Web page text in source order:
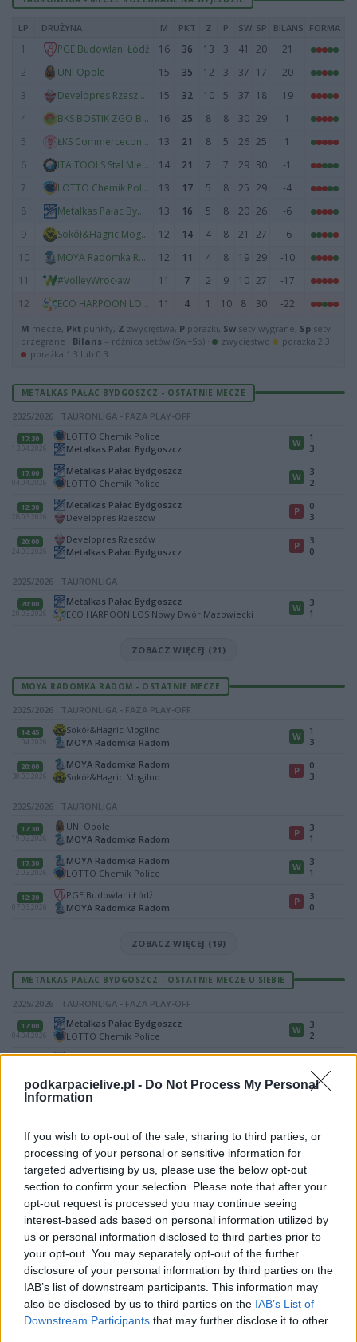
podkarpacielive.pl - Do Not Process My Personal
Information
If you wish to opt-out of the sale, sharing to third parties, or
processing of your personal or sensitive information for
targeted advertising by us, please use the below opt-out
section to confirm your selection. Please note that after your
opt-out request is processed you may continue seeing
interest-based ads based on personal information utilized by
us or personal information disclosed to third parties prior to
your opt-out. You may separately opt-out of the further
disclosure of your personal information by third parties on the
IAB’s list of downstream participants. This information may
also be disclosed by us to third parties on the IAB’s List of
Downstream Participants that may further disclose it to other
LP DRUŻYNA M PKT Z P SW SP BILANS FORMA
1 PGE Budowlani Łódź 16 36 13 3 41 20
21
2
UNI Opole 15 35 12 3 37 17
20
3
Developres Rzeszów 15 32 10 5 37 18
19
4
BKS BOSTIK ZGO Bielsko-Biała 16 25 8 8 30 29
1
5
ŁKS Commercecon Łódź 13 21 8 5 26 25
1
6
ITA TOOLS Stal Mielec 14 21 7 7 29 30
-1
7
LOTTO Chemik Police 13 17 5 8 25 29
-4
8
Metalkas Pałac Bydgoszcz 13 16 5 8 20 26
-6
9
Sokół&Hagric Mogilno 12 14 4 8 21 27
-6
10
MOYA Radomka Radom 12 11 4 8 19 29
-10
11
#VolleyWrocław 11 7 2 9 10 27
-17
12
ECO HARPOON LOS Nowy Dwór Mazowiecki 11 4 1 10 8 30 -22
M mecze, Pkt punkty, Z zwycięstwa, P porażki, Sw sety wygrane, Sp sety
przegrane · Bilans = różnica setów (Sw−Sp) · zwycięstwo
porażka 2:3
porażka 1:3 lub 0:3
METALKAS PAŁAC BYDGOSZCZ - OSTATNIE MECZE
2025/2026 · TAURONLIGA - FAZA PLAY-OFF
17:30
13.04.2026
LOTTO Chemik Police
Metalkas Pałac Bydgoszcz
W
1
3
17:00
04.04.2026
Metalkas Pałac Bydgoszcz
LOTTO Chemik Police
W
3
2
12:30
Metalkas Pałac Bydgoszcz
Developres Rzeszów
P
0
3
20:00
24.03.2026
Developres Rzeszów
Metalkas Pałac Bydgoszcz
P
3
0
2025/2026 · TAURONLIGA
20:00
Metalkas Pałac Bydgoszcz
ECO HARPOON LOS Nowy Dwór Mazowiecki
W
3
1
ZOBACZ WIĘCEJ (21)
MOYA RADOMKA RADOM - OSTATNIE MECZE
2025/2026 · TAURONLIGA - FAZA PLAY-OFF
14:45
11.04.2026
Sokół&Hagric Mogilno
MOYA Radomka Radom
W
1
3
20:00
MOYA Radomka Radom
Sokół&Hagric Mogilno
P
0
3
2025/2026 · TAURONLIGA
17:30
UNI Opole
MOYA Radomka Radom
P
3
1
17:30
MOYA Radomka Radom
LOTTO Chemik Police
W
3
1
12:30
07.03.2026
PGE Budowlani Łódź
MOYA Radomka Radom
P
3
0
ZOBACZ WIĘCEJ (19)
METALKAS PAŁAC BYDGOSZCZ - OSTATNIE MECZE U SIEBIE
2025/2026 · TAURONLIGA - FAZA PLAY-OFF
17:00
04.04.2026
Metalkas Pałac Bydgoszcz
LOTTO Chemik Police
W
3
2
Metalkas Pałac Bydgoszcz
0
3
2025/2026 · TAURONLIGA
20.03.2026
ECO HARPOON LOS Nowy Dwór Mazowiecki
17:30
27.02.2026
Metalkas Pałac Bydgoszcz
#VolleyWrocław
W
20:00
15.02.2026
Metalkas Pałac Bydgoszcz
PGE Budowlani Łódź
0
ZOBACZ WIĘCEJ (8)
MOYA RADOMKA RADOM - OSTATNIE MECZE NA WYJEZDZIE
2025/2026 · TAURONLIGA - FAZA PLAY-OFF
14:45
Sokół&Hagric Mogilno
MOYA Radomka Radom
W
1